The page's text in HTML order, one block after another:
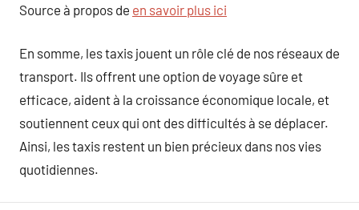
Source à propos de en savoir plus ici
En somme, les taxis jouent un rôle clé de nos réseaux de
transport. Ils offrent une option de voyage sûre et
efficace, aident à la croissance économique locale, et
soutiennent ceux qui ont des difficultés à se déplacer.
Ainsi, les taxis restent un bien précieux dans nos vies
quotidiennes.